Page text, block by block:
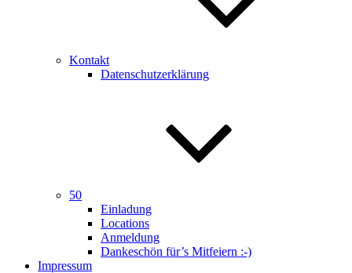
Kontakt
Datenschutzerklärung
50
Einladung
Locations
Anmeldung
Dankeschön für’s Mitfeiern :-)
Impressum